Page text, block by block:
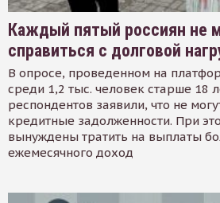
Каждый пятый россиян не
справиться с долговой
В опросе, проведенном на
среди 1,2 тыс. человек старше 18
респондентов заявили, что не
кредитные задолженности. При
вынуждены тратить на выплаты
ежемесячного доход